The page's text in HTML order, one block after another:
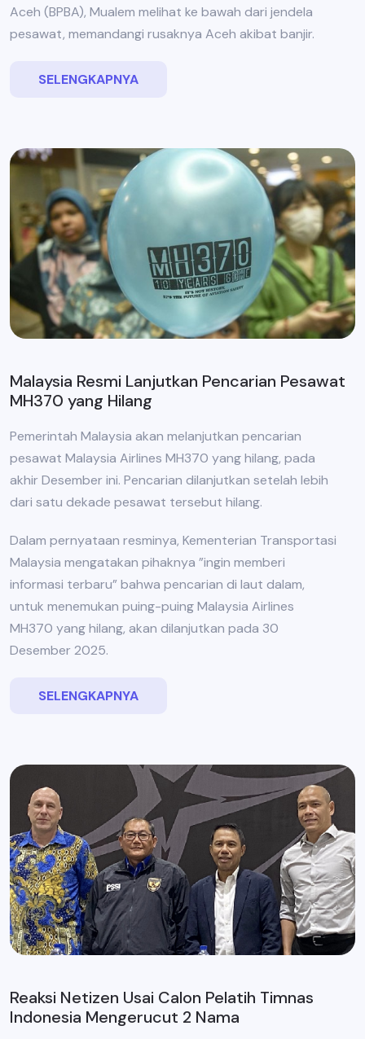
Aceh (BPBA), Mualem melihat ke bawah dari jendela
pesawat, memandangi rusaknya Aceh akibat banjir.
SELENGKAPNYA
Malaysia Resmi Lanjutkan Pencarian Pesawat
MH370 yang Hilang
Pemerintah Malaysia akan melanjutkan pencarian
pesawat Malaysia Airlines MH370 yang hilang, pada
akhir Desember ini. Pencarian dilanjutkan setelah lebih
dari satu dekade pesawat tersebut hilang.
Dalam pernyataan resminya, Kementerian Transportasi
Malaysia mengatakan pihaknya ”ingin memberi
informasi terbaru” bahwa pencarian di laut dalam,
untuk menemukan puing-puing Malaysia Airlines
MH370 yang hilang, akan dilanjutkan pada 30
Desember 2025.
SELENGKAPNYA
Reaksi Netizen Usai Calon Pelatih Timnas
Indonesia Mengerucut 2 Nama